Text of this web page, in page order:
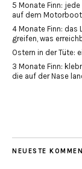
5 Monate Finn:
auf dem Motorboot
4 Monate Finn: das
greifen, was
Ostern in der Tüte:
3 Monate Finn:
die auf der Nase
NEUESTE